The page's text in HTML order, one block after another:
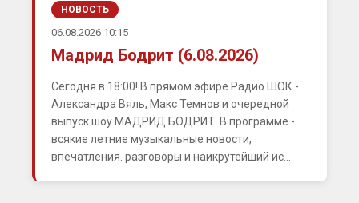
НОВОСТЬ
06.08.2026 10:15
Мадрид Бодрит (6.08.2026)
Сегодня в 18:00! В прямом эфире Радио ШОК -
Александра Вяль, Макс Темнов и очередной
выпуск шоу МАДРИД БОДРИТ. В программе -
всякие летние музыкальные новости,
впечатления. разговоры и наикрутейший ис...